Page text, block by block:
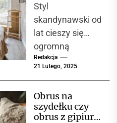
Do
najważniejszych
elementów
wyposażenia w
każdym domu i...
dominują i jak
je łączyć?
Styl
skandynawski od
lat cieszy się
ogromną
popularnością na
całym świecie.
charakterystyczn
e cechy to
Redakcja
21 Lutego, 2025
Obrus na
szydełku czy
obrus z gipiury